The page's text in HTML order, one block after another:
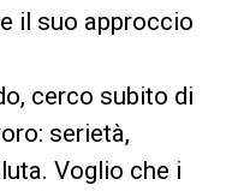
il suo approccio
cerco subito di
serietà,
Voglio che i